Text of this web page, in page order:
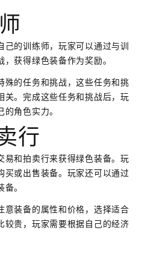
的训练师，玩家可以通过与训
获得绿色装备作为奖励。
殊的任务和挑战，这些任务和挑
关。完成这些任务和挑战后，玩
角色实力。
行
易和拍卖行来获得绿色装备。玩
买或出售装备。玩家还可以通过
。
意装备的属性和价格，选择适合
较贵，玩家需要根据自己的经济